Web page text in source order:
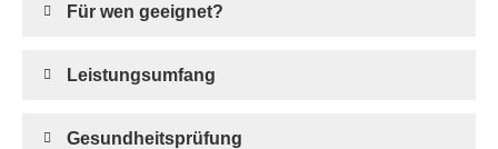
Für wen geeignet?
Leistungsumfang
Gesundheitsprüfung